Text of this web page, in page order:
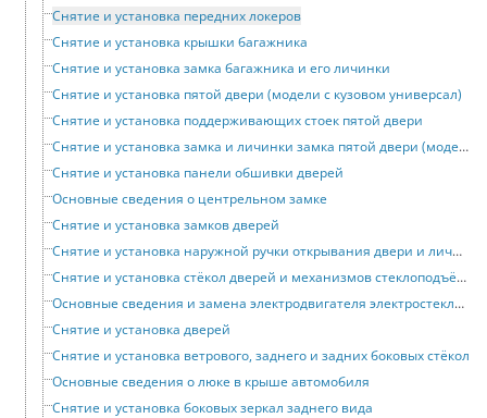
Снятие и установка передних локеров
Снятие и установка крышки багажника
Снятие и установка замка багажника и его личинки
Снятие и установка пятой двери (модели с кузовом универсал)
Снятие и установка поддерживающих стоек пятой двери
Снятие и установка замка и личинки замка пятой двери (модели с кузовом универсал)
Снятие и установка панели обшивки дверей
Основные сведения о центрельном замке
Снятие и установка замков дверей
Снятие и установка наружной ручки открывания двери и личинки замка
Снятие и установка стёкол дверей и механизмов стеклоподъёмников
Основные сведения и замена электродвигателя электростеклоподъёмника
Снятие и установка дверей
Снятие и установка ветрового, заднего и задних боковых стёкол
Основные сведения о люке в крыше автомобиля
Снятие и установка боковых зеркал заднего вида